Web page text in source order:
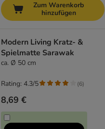
Zum Warenkorb
hinzufügen
Modern Living Kratz- &
Spielmatte Sarawak
ca. Ø 50 cm
8,69 €
Rating: 4.3/5 (6)